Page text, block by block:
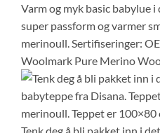
Varm og myk basic babylue
super passform og varmer
merinoull. Sertifiseringer:
Woolmark Pure Merino